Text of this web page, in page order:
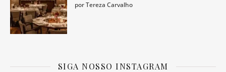
por Tereza Carvalho
SIGA NOSSO INSTAGRAM